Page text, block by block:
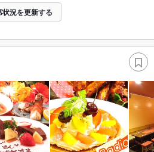
状況を更新する